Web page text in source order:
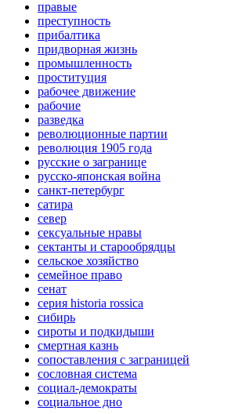
правые
преступность
прибалтика
придворная жизнь
промышленность
проституция
рабочее движение
рабочие
разведка
революционные партии
революция 1905 года
русские о загранице
русско-японская война
санкт-петербург
сатира
север
сексуальные нравы
сектанты и старообрядцы
сельское хозяйство
семейное право
сенат
серия historia rossica
сибирь
сироты и подкидыши
смертная казнь
сопоставления с заграницей
сословная система
социал-демократы
социальное дно